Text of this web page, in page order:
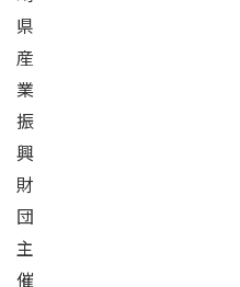
県
産
業
振
興
財
団
主
催